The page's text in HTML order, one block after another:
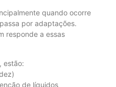
quando ocorre
por adaptações.
responde a essas
estão:
de líquidos